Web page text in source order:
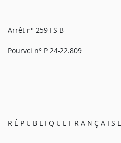
Arrêt n° 259 FS-B
Pourvoi n° P 24-22.809
R É P U B L I Q U E F R A N Ç A I S E